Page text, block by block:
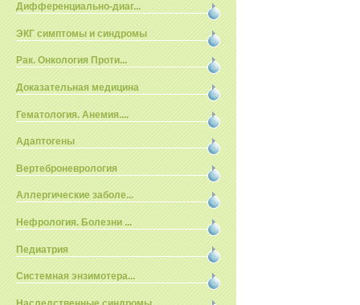
Дифференциально-диаг...
ЭКГ симптомы и синдромы
Рак. Онкология Проти...
Доказательная медицина
Гематология. Анемия....
Адаптогены
Вертеброневрология
Аллергические заболе...
Нефрология. Болезни ...
Педиатрия
Системная энзимотера...